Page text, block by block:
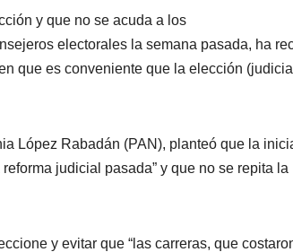
y que no se acuda a los
electorales la semana pasada, ha
que es conveniente que la elección
López Rabadán (PAN), planteó que la
judicial pasada” y que no se repita la
y evitar que “las carreras, que